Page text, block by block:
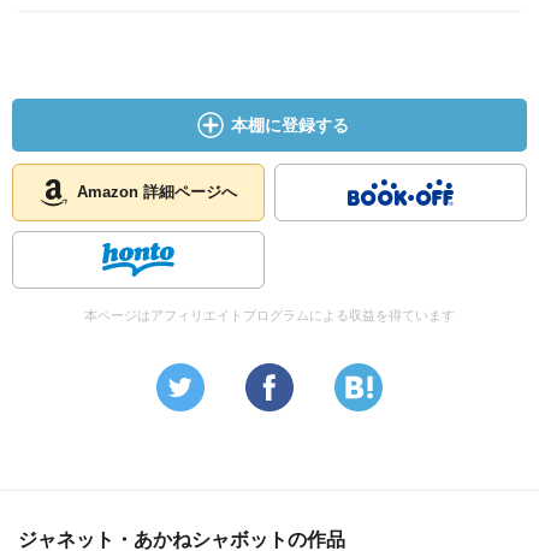
本棚に登録する
Amazon 詳細ページへ
本ページはアフィリエイトプログラムによる収益を得ています
ジャネット・あかねシャボットの作品